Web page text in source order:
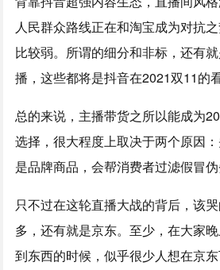
人民群众路线正在和淘宝成为对抗
比较弱。所谓的细分和非标，还有
播，这些都将是抖音在2021双11的看
总的来说，主播带货之所以能成为
选择，很大程度上取决于两个原因
是品牌商品，会帮消费者过滤假冒伪
只不过在这轮直播大战的背后，该
多，还有就是京东。至少，在大家
到东西的时候，似乎很少人想在京东